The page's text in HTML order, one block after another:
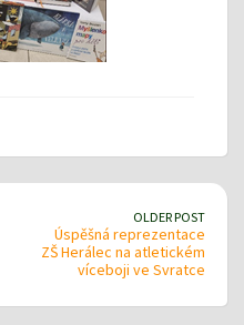
OLDER POST
Úspěšná reprezentace
ZŠ Herálec na atletickém
víceboji ve Svratce